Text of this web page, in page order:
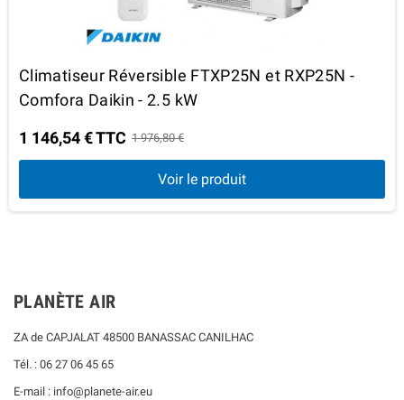
Climatiseur Réversible FTXP25N et RXP25N -
Comfora Daikin - 2.5 kW
1 146,54 € TTC 1 976,80 €
Voir le produit
PLANÈTE AIR
ZA de CAPJALAT 48500 BANASSAC CANILHAC
Tél. : 06 27 06 45 65
E-mail : info@planete-air.eu